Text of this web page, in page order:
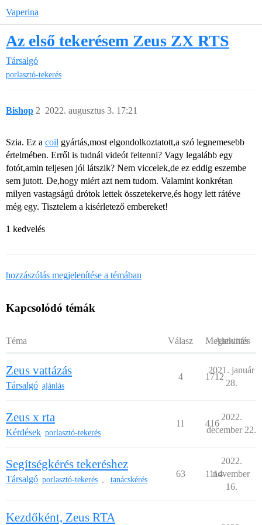
Vaperina
Az első tekerésem Zeus ZX RTS
Társalgó
porlasztó-tekerés
Bishop 2022. augusztus 3. 17:21
2
Szia. Ez a coil gyártás,most elgondolkoztatott,a szó legnemesebb
értelmében. Erről is tudnál videót feltenni? Vagy legalább egy
fotót,amin teljesen jól látszik? Nem viccelek,de ez eddig eszembe
sem jutott. De,hogy miért azt nem tudom. Valamint konkrétan
milyen vastagságú drótok lettek összetekerve,és hogy lett rátéve
még egy. Tisztelem a kisérletező embereket!
1 kedvelés
hozzászólás megjelenítése a témában
Kapcsolódó témák
Téma Válasz Megtekintés
Aktivitás
Zeus vattázás
Társalgó ajánlás
4 1712
2021. január
28.
Zeus x rta
Kérdések porlasztó-tekerés
11 416
2022.
december 22.
Segítségkérés tekeréshez
Társalgó porlasztó-tekerés , tanácskérés
63 1114
2022.
november
16.
Kezdőként, Zeus RTA